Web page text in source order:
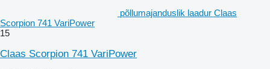
põllumajanduslik laadur Claas
Scorpion 741 VariPower
15
Claas Scorpion 741 VariPower